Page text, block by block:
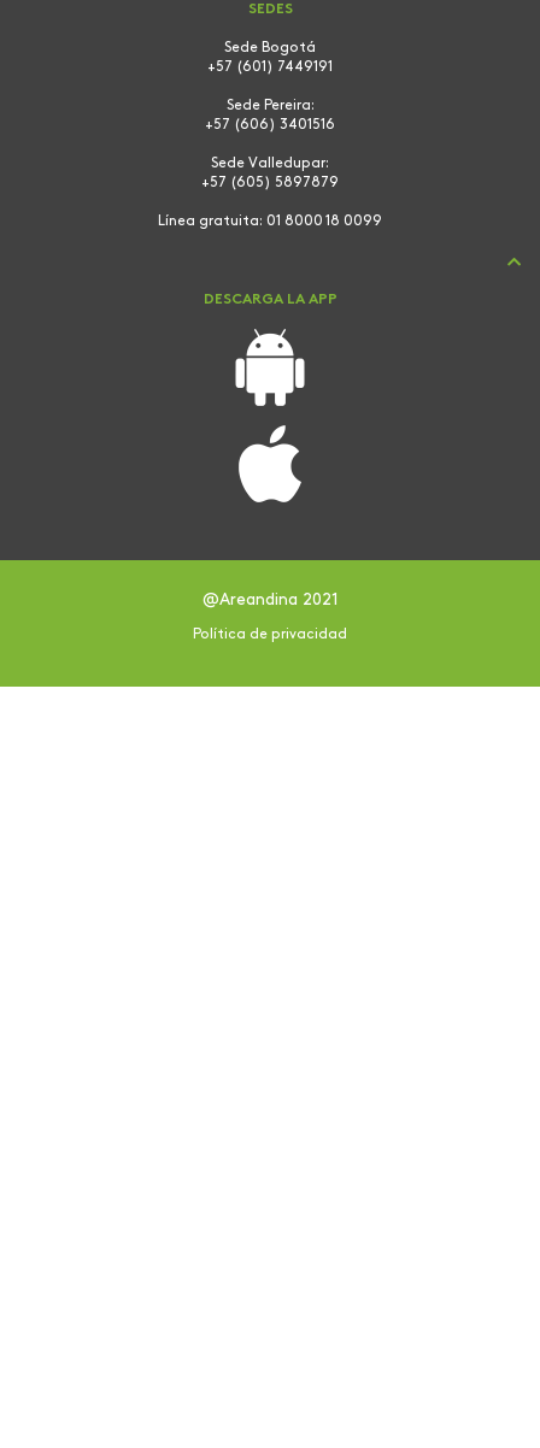
SEDES
Sede Bogotá
+57 (601) 7449191
Sede Pereira:
+57 (606) 3401516
Sede Valledupar:
+57 (605) 5897879
Línea gratuita: 01 8000 18 0099
DESCARGA LA APP
@Areandina 2021
Política de privacidad